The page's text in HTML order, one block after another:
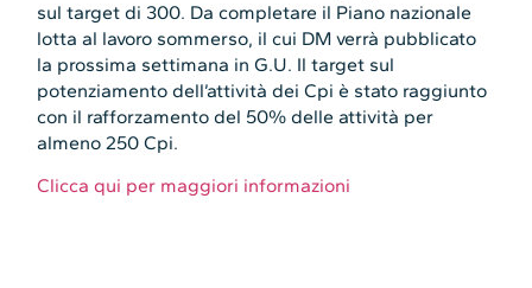
sul target di 300. Da completare il Piano nazionale
lotta al lavoro sommerso, il cui DM verrà pubblicato
la prossima settimana in G.U. Il target sul
potenziamento dell’attività dei Cpi è stato raggiunto
con il rafforzamento del 50% delle attività per
almeno 250 Cpi.
Clicca qui per maggiori informazioni